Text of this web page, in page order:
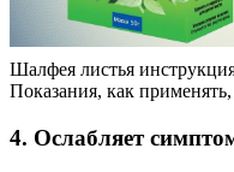
Шалфея листья
Показания, как применять,
4. Ослабляет